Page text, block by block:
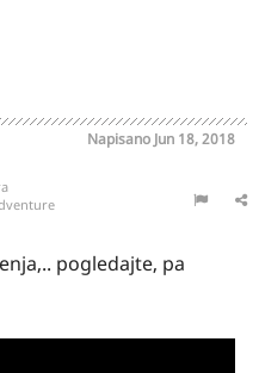
Napisano Jun 18, 2018
pogledajte, pa